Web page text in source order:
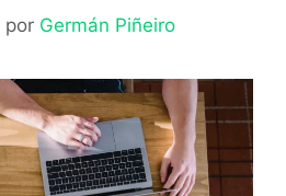
por Germán Piñeiro